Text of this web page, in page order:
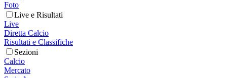
Foto
Live e Risultati
Live
Diretta Calcio
Risultati e Classifiche
Sezioni
Calcio
Mercato